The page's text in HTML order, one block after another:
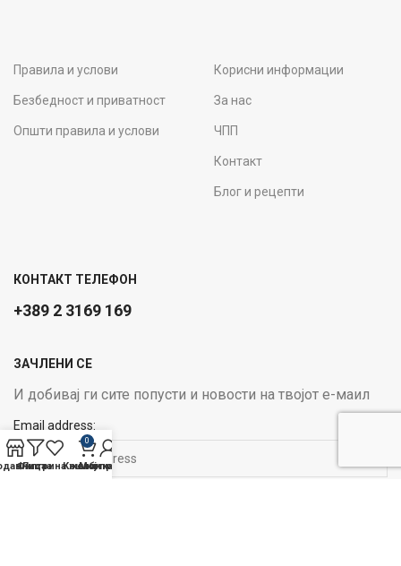
Правила и услови
Безбедност и приватност
Општи правила и услови
Корисни информации
За нас
ЧПП
Контакт
Блог и рецепти
КОНТАКТ ТЕЛЕФОН
+389 2 3169 169
ЗАЧЛЕНИ СЕ
И добивај ги сите попусти и новости на твојот е-маил
Email address:
Филтри
Листа на желби
0
Кошничка
Мој профил